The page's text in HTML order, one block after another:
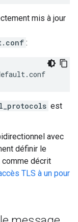
mis à jour
:
est
avec
définir le
comme décrit
TLS à un pour